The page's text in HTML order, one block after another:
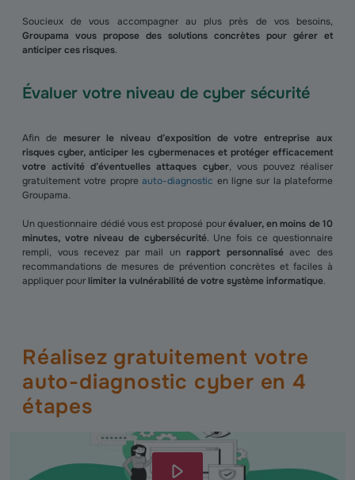
Soucieux de vous accompagner au plus près de vos besoins,
Groupama vous propose des solutions concrètes pour gérer et
anticiper ces risques.
Évaluer votre niveau de cyber sécurité
Afin de mesurer le niveau d’exposition de votre entreprise aux
risques cyber, anticiper les cybermenaces et protéger efficacement
votre activité d’éventuelles attaques cyber, vous pouvez réaliser
gratuitement votre propreauto-diagnostic en ligne sur la plateforme
Groupama.
Un questionnaire dédié vous est proposé pourévaluer, en moins de 10
minutes, votre niveau de cybersécurité. Une fois ce questionnaire
rempli, vous recevez par mail unrapport personnaliséavec des
recommandations de mesures de prévention concrètes et faciles à
appliquer pourlimiter la vulnérabilité de votre système informatique.
Réalisez gratuitement votre
auto-diagnostic cyber en 4
étapes